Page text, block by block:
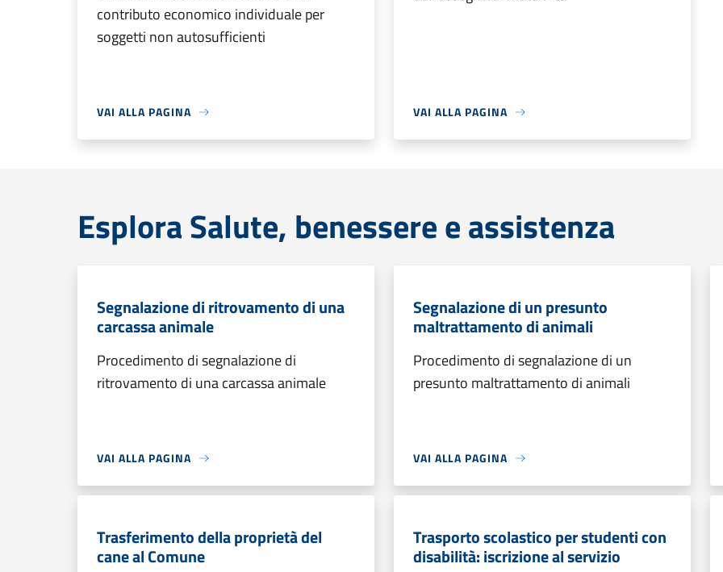
contributo economico individuale per
soggetti non autosufficienti
VAI ALLA PAGINA VAI ALLA PAGINA
Esplora Salute, benessere e assistenza
Segnalazione di ritrovamento di una
carcassa animale
Procedimento di segnalazione di
ritrovamento di una carcassa animale
VAI ALLA PAGINA
Segnalazione di un presunto
maltrattamento di animali
Procedimento di segnalazione di un
presunto maltrattamento di animali
VAI ALLA PAGINA
Trasferimento della proprietà del
cane al Comune
Trasporto scolastico per studenti con
disabilità: iscrizione al servizio